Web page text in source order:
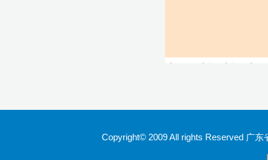
Copyright© 2009 All rights Reserved 广